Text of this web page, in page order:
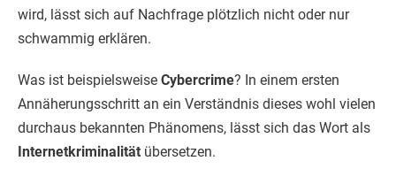
wird, lässt sich auf Nachfrage plötzlich nicht oder nur
schwammig erklären.
Was ist beispielsweise Cybercrime? In einem ersten
Annäherungsschritt an ein Verständnis dieses wohl vielen
durchaus bekannten Phänomens, lässt sich das Wort als
Internetkriminalität übersetzen.